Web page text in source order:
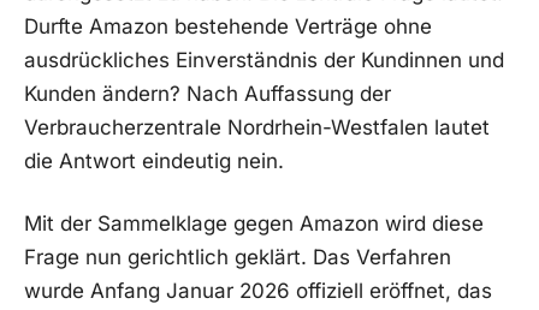
Durfte Amazon bestehende Verträge ohne
ausdrückliches Einverständnis der Kundinnen und
Kunden ändern? Nach Auffassung der
Verbraucherzentrale Nordrhein-Westfalen lautet
die Antwort eindeutig nein.
Mit der Sammelklage gegen Amazon wird diese
Frage nun gerichtlich geklärt. Das Verfahren
wurde Anfang Januar 2026 offiziell eröffnet, das